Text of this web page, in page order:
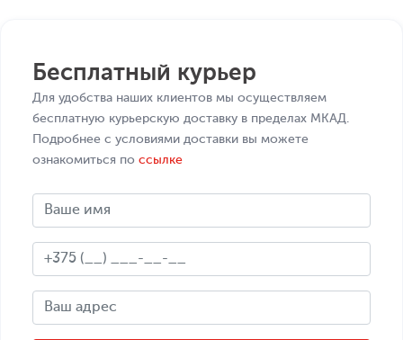
Бесплатный курьер
Для удобства наших клиентов мы осуществляем
бесплатную курьерскую доставку в пределах МКАД.
Подробнее с условиями доставки вы можете
ознакомиться по ссылке